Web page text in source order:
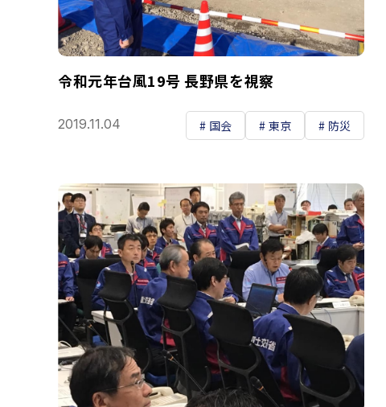
令和元年台風19号 長野県を視察
2019.11.04 国会 東京 防災